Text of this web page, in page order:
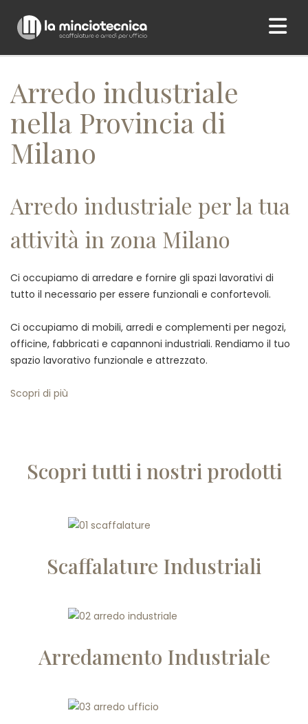
Home/ Arredo industriale nella Provincia di Milano
Arredo industriale
nella Provincia di
Milano
Arredo industriale per la tua
attività in zona Milano
Ci occupiamo di arredare e fornire gli spazi lavorativi di
tutto il necessario per essere funzionali e confortevoli.
Ci occupiamo di mobili, arredi e complementi per negozi,
officine, fabbricati e capannoni industriali. Rendiamo il tuo
spazio lavorativo funzionale e attrezzato.
Scopri di più
Scopri tutti i nostri prodotti
Scaffalature Industriali
Arredamento Industriale